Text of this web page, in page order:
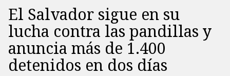
El Salvador sigue en su
lucha contra las pandillas y
anuncia más de 1.400
detenidos en dos días